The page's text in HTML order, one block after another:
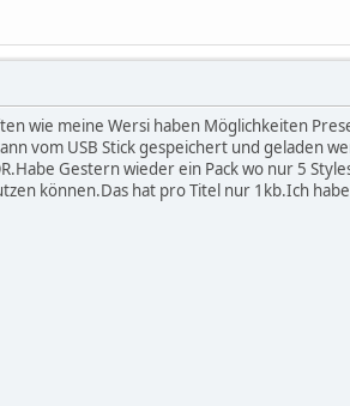
wie meine Wersi haben Möglichkeiten
vom USB Stick gespeichert und geladen
Gestern wieder ein Pack wo nur 5
können.Das hat pro Titel nur 1kb.Ich